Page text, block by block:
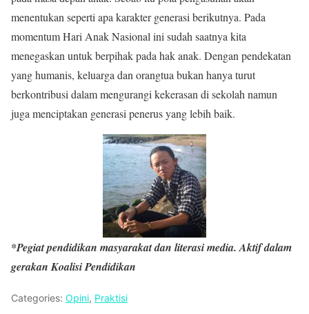
menentukan seperti apa karakter generasi berikutnya. Pada
momentum Hari Anak Nasional ini sudah saatnya kita
menegaskan untuk berpihak pada hak anak. Dengan pendekatan
yang humanis, keluarga dan orangtua bukan hanya turut
berkontribusi dalam mengurangi kekerasan di sekolah namun
juga menciptakan generasi penerus yang lebih baik.
*Pegiat pendidikan masyarakat dan literasi media. Aktif dalam
gerakan Koalisi Pendidikan
Categories: Opini, Praktisi